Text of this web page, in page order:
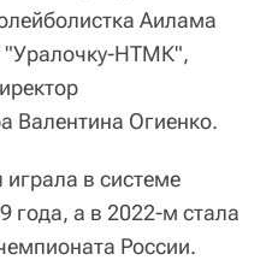
Аилама
"Уралочку-НТМК",
Валентина Огиенко.
в системе
а в 2022-м стала
России.